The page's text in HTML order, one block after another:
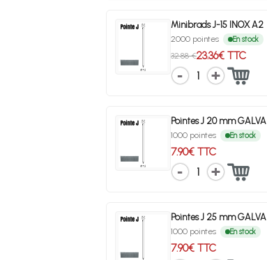
Minibrads J-15 INOX A2
2000 pointes En stock
32.88 €23.36€ TTC
1
Pointes J 20 mm GALVA
1000 pointes En stock
7.90€ TTC
1
Pointes J 25 mm GALVA
1000 pointes En stock
7.90€ TTC